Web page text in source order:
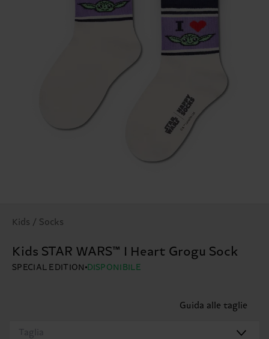
Kids / Socks
Kids STAR WARS™ I Heart Grogu Sock
SPECIAL EDITION DISPONIBILE
Guida alle taglie
Taglia